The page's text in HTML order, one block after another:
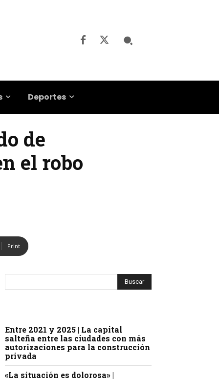
Deportes
de
el robo
Print
Entre 2021 y 2025 | La capital
salteña entre las ciudades con más
autorizaciones para la construcción
privada
«La situación es dolorosa» |